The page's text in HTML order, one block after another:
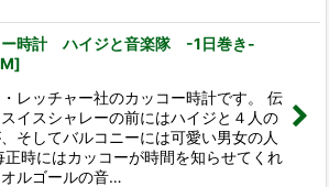
ー時計 ハイジと音楽隊 -1日巻き-
]
レッチャー社のカッコー時計です。 伝
イスシャレーの前にはハイジと４人の
そしてバルコニーには可愛い男女の人
正時にはカッコーが時間を知らせてくれ
ルゴールの音…